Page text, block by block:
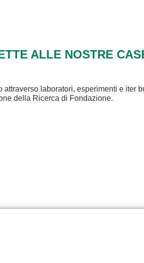
ALLE NOSTRE
laboratori, esperimenti e iter
della Ricerca di Fondazione.